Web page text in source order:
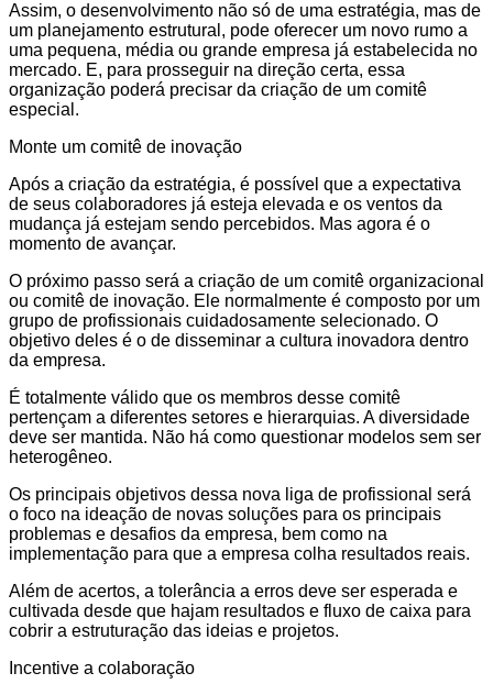
Assim, o desenvolvimento não só de uma estratégia, mas de
um planejamento estrutural, pode oferecer um novo rumo a
uma pequena, média ou grande empresa já estabelecida no
mercado. E, para prosseguir na direção certa, essa
organização poderá precisar da criação de um comitê
especial.
Monte um comitê de inovação
Após a criação da estratégia, é possível que a expectativa
de seus colaboradores já esteja elevada e os ventos da
mudança já estejam sendo percebidos. Mas agora é o
momento de avançar.
O próximo passo será a criação de um comitê organizacional
ou comitê de inovação. Ele normalmente é composto por um
grupo de profissionais cuidadosamente selecionado. O
objetivo deles é o de disseminar a cultura inovadora dentro
da empresa.
É totalmente válido que os membros desse comitê
pertençam a diferentes setores e hierarquias. A diversidade
deve ser mantida. Não há como questionar modelos sem ser
heterogêneo.
Os principais objetivos dessa nova liga de profissional será
o foco na ideação de novas soluções para os principais
problemas e desafios da empresa, bem como na
implementação para que a empresa colha resultados reais.
Além de acertos, a tolerância a erros deve ser esperada e
cultivada desde que hajam resultados e fluxo de caixa para
cobrir a estruturação das ideias e projetos.
Incentive a colaboração